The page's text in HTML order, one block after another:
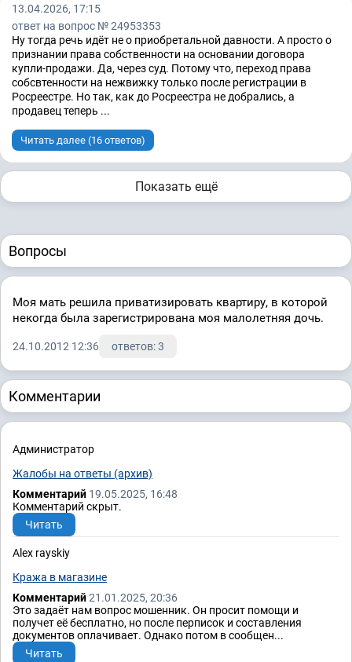
13.04.2026, 17:15
ответ на вопрос № 24953353
Ну тогда речь идёт не о приобретальной давности. А просто о
признании права собственности на основании договора
купли-продажи. Да, через суд. Потому что, переход права
собсвтенности на нежвижку только после регистрации в
Росреестре. Но так, как до Росреестра не добрались, а
продавец теперь ...
Читать далее (16 ответов)
Показать ещё
Вопросы
Моя мать решила приватизировать квартиру, в которой
некогда была зарегистрирована моя малолетняя дочь.
24.10.2012 12:36 ответов: 3
Комментарии
Администратор
Жалобы на ответы (архив)
Комментарий 19.05.2025, 16:48
Комментарий скрыт.
Читать
Alex rayskiy
Кража в магазине
Комментарий21.01.2025, 20:36
Это задаёт нам вопрос мошенник. Он просит помощи и
получет её бесплатно, но после перписок и составления
документов оплачивает. Однако потом в сообщен...
Читать